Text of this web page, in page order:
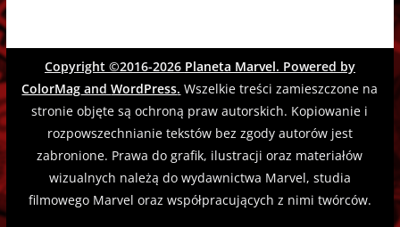
Copyright ©2016-2026 Planeta Marvel. Powered by
ColorMag andWordPress. Wszelkie treści zamieszczone na
stronie objęte są ochroną praw autorskich. Kopiowanie i
rozpowszechnianie tekstów bez zgody autorów jest
zabronione. Prawa do grafik, ilustracji oraz materiałów
wizualnych należą do wydawnictwa Marvel, studia
filmowego Marvel oraz współpracujących z nimi twórców.